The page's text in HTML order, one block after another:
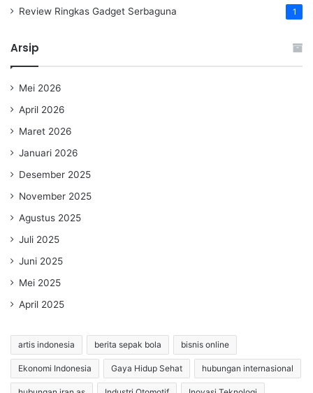
Review Ringkas Gadget Serbaguna 1
Arsip
Mei 2026
April 2026
Maret 2026
Januari 2026
Desember 2025
November 2025
Agustus 2025
Juli 2025
Juni 2025
Mei 2025
April 2025
artis indonesia berita sepak bola bisnis online
Ekonomi Indonesia Gaya Hidup Sehat hubungan internasional